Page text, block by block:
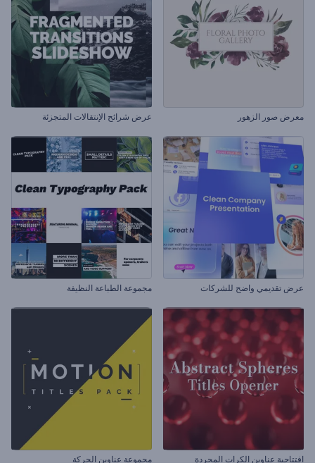
معرض صور الزهور عرض شرائح الإنتقالات المتجزئة
عرض تقديمي واضح للشركات مجموعة الطباعة النظيفة
افتتاحية عناوين الكرات المجردة مجموعة عناوين الحركة